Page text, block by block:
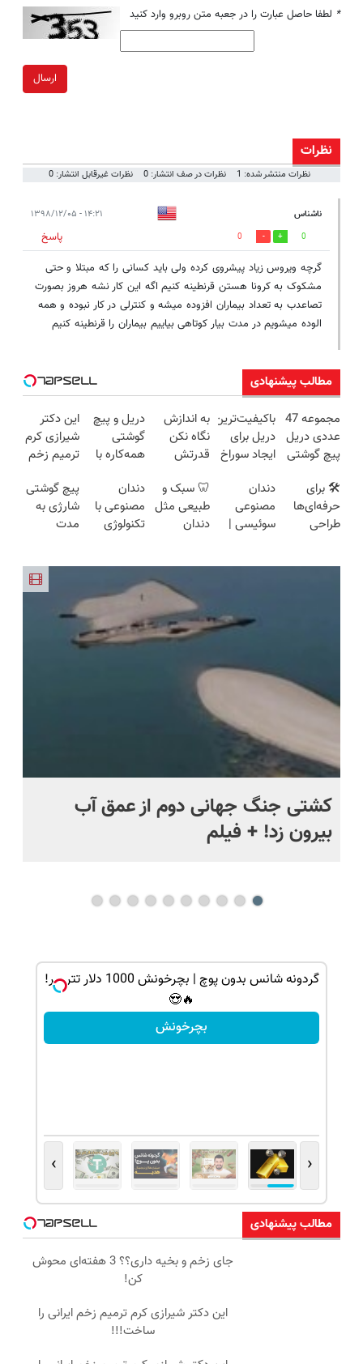
* لطفا حاصل عبارت را در جعبه متن روبرو وارد کنید
ارسال
نظرات
نظرات منتشر شده: 1 نظرات در صف انتشار: 0 نظرات غیرقابل انتشار: 0
ناشناس ۱۴:۲۱ - ۱۳۹۸/۱۲/۰۵
0
0
پاسخ
گرچه ویروس زیاد پیشروی کرده ولی باید کسانی را که مبتلا و حتی
مشکوک به کرونا هستن قرنطینه کنیم اگه این کار نشه هروز بصورت
تصاعدب به تعداد بیماران افزوده میشه و کنترلی در کار نبوده و همه
الوده میشویم در مدت بیار کوتاهی بیاییم بیماران را قرنطینه کنیم
مطالب پیشنهادی
مجموعه 47
عددی دریل
پیچ گوشتی
(تخفیف به
مدت
محدود)
باکیفیت‌ترین
دریل برای
ایجاد سوراخ
به اندازش
نگاه نکن
قدرتش
😉 (پرداخت
درب
منزل+گارانتی
دریل و پیچ
گوشتی
همه‌کاره با
هوشمند ⚙️
(نصف
قیمت بازار
این دکتر
شیرازی کرم
ترمیم زخم
ساخت!!!
🛠️ برای
حرفه‌ای‌ها
طراحی
دندان
مصنوعی
سوئیسی |
رایگان+پرداخت
اقساطی😍
🦷 سبک و
طبیعی مثل
دندان
اقساطی 💳
📍 تهران
دندان
مصنوعی با
تکنولوژی
پیچ گوشتی
شارژی به
مدت
همین الان
سفارش بده
کشتی‌ جنگ جهانی دوم از عمق آب
بیرون زد! + فیلم
گردونه شانس بدون پوچ | بچرخونش 1000 دلار تتر ببر!
🔥😍
بچرخونش
‹
›
مطالب پیشنهادی
جای زخم و بخیه داری؟؟ 3 هفته‌ای محوش
کن!
این دکتر شیرازی کرم ترمیم زخم ایرانی را
ساخت!!!